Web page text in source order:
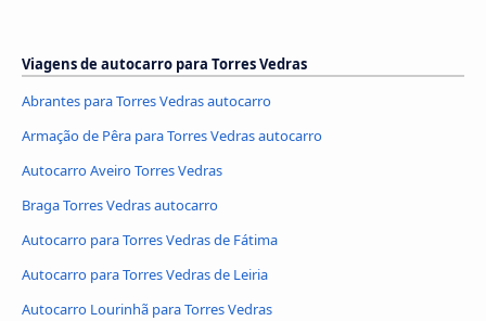
Viagens de autocarro para Torres Vedras
Abrantes para Torres Vedras autocarro
Armação de Pêra para Torres Vedras autocarro
Autocarro Aveiro Torres Vedras
Braga Torres Vedras autocarro
Autocarro para Torres Vedras de Fátima
Autocarro para Torres Vedras de Leiria
Autocarro Lourinhã para Torres Vedras